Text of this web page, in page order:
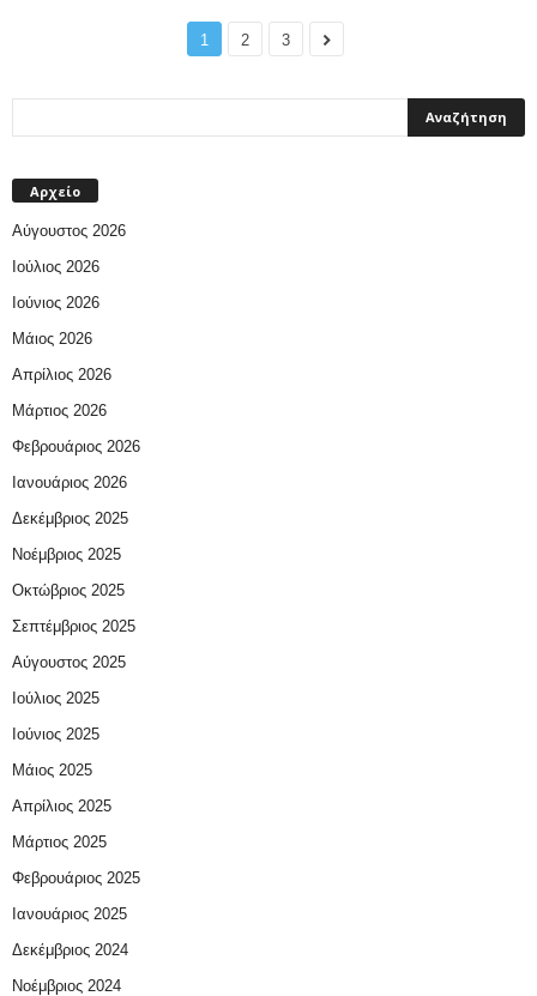
1 2 3
Αρχείο
Αύγουστος 2026
Ιούλιος 2026
Ιούνιος 2026
Μάιος 2026
Απρίλιος 2026
Μάρτιος 2026
Φεβρουάριος 2026
Ιανουάριος 2026
Δεκέμβριος 2025
Νοέμβριος 2025
Οκτώβριος 2025
Σεπτέμβριος 2025
Αύγουστος 2025
Ιούλιος 2025
Ιούνιος 2025
Μάιος 2025
Απρίλιος 2025
Μάρτιος 2025
Φεβρουάριος 2025
Ιανουάριος 2025
Δεκέμβριος 2024
Νοέμβριος 2024